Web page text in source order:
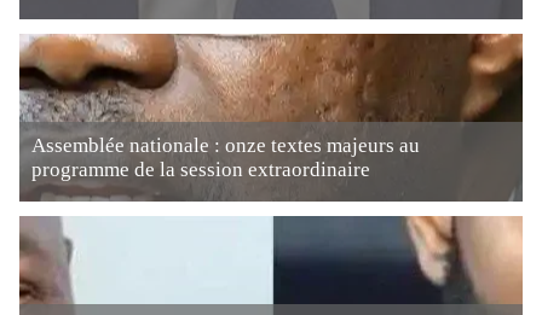
Assemblée nationale : onze textes majeurs au
programme de la session extraordinaire